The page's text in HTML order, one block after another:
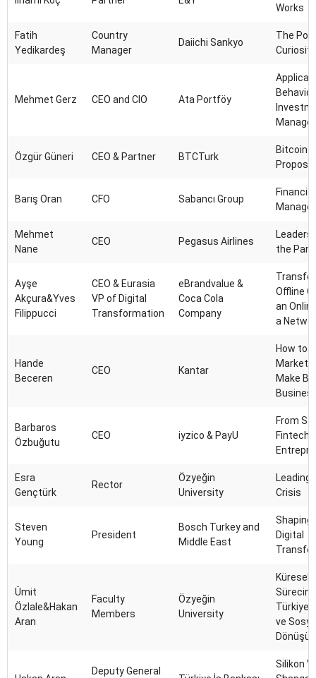
Works
Fatih
Yedikardeş
Country
Manager
Daiichi Sankyo
The
Curiosity
Mehmet Gerz CEO and CIO Ata Portföy
Özgür Güneri CEO & Partner BTCTurk
Bitcoin
Barış Oran CFO Sabancı Group
Mehmet
Nane
CEO Pegasus Airlines
the
Ayşe
Akçura&Yves
Filippucci
CEO & Eurasia
VP of Digital
Transformation
eBrandvalue &
Coca Cola
Company
Offline
an
a
Hande
Beceren
CEO Kantar
How to
Market
Make
Barbaros
Özbuğutu
CEO iyzico & PayU
From
Fintech
Esra
Gençtürk
Rector
Özyeğin
University
Leading
Crisis
Steven
Young
President
Bosch Turkey and
Middle East
Shaping
Digital
Ümit
Özlale&Hakan
Aran
Faculty
Members
Özyeğin
University
ve
Deputy General
Silikon